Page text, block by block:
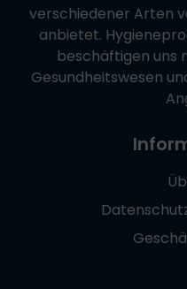
verschiedener Arten
anbietet.
beschäftigen uns
Gesundheitswesen